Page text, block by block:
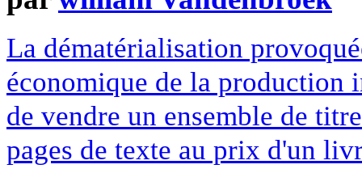
La dématérialisation
économique de la
de vendre un ensemble de
pages de texte au prix d'un